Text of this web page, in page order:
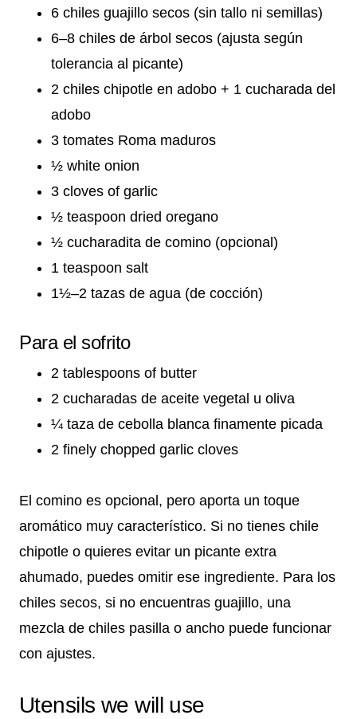
6 chiles guajillo secos (sin tallo ni semillas)
6–8 chiles de árbol secos (ajusta según
tolerancia al picante)
2 chiles chipotle en adobo + 1 cucharada del
adobo
3 tomates Roma maduros
½ white onion
3 cloves of garlic
½ teaspoon dried oregano
½ cucharadita de comino (opcional)
1 teaspoon salt
1½–2 tazas de agua (de cocción)
Para el sofrito
2 tablespoons of butter
2 cucharadas de aceite vegetal u oliva
¼ taza de cebolla blanca finamente picada
2 finely chopped garlic cloves
El comino es opcional, pero aporta un toque
aromático muy característico. Si no tienes chile
chipotle o quieres evitar un picante extra
ahumado, puedes omitir ese ingrediente. Para los
chiles secos, si no encuentras guajillo, una
mezcla de chiles pasilla o ancho puede funcionar
con ajustes.
Utensils we will use